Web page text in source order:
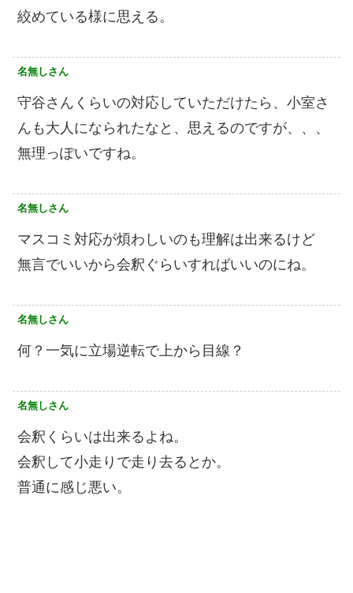
絞めている様に思える。
名無しさん
守谷さんくらいの対応していただけたら、小室さ
んも大人になられたなと、思えるのですが、、、
無理っぽいですね。
名無しさん
マスコミ対応が煩わしいのも理解は出来るけど
無言でいいから会釈ぐらいすればいいのにね。
名無しさん
何？一気に立場逆転で上から目線？
名無しさん
会釈くらいは出来るよね。
会釈して小走りで走り去るとか。
普通に感じ悪い。